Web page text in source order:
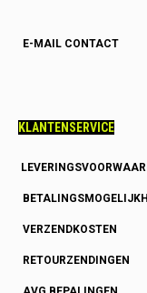
E-MAIL CONTACT
KLANTENSERVICE
VERZENDKOSTEN
RETOURZENDINGEN